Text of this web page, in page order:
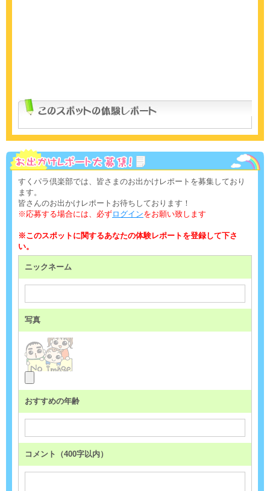
すくパラ倶楽部では、皆さまのお出かけレポートを募集しており
ます。
皆さんのお出かけレポートお待ちしております！
※応募する場合には、必ずログインをお願い致します
※このスポットに関するあなたの体験レポートを登録して下さ
い。
ニックネーム
写真
おすすめの年齢
コメント（400字以内）